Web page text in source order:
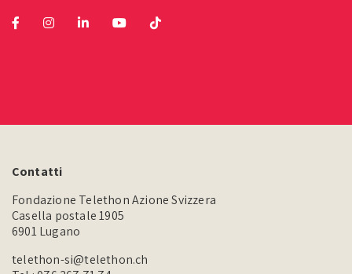
Contatti
Fondazione Telethon Azione Svizzera
Casella postale 1905
6901 Lugano
telethon-si@telethon.ch